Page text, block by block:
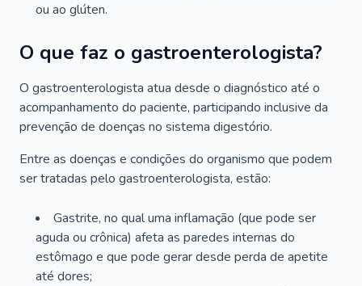
ou ao glúten.
O que faz o gastroenterologista?
O gastroenterologista atua desde o diagnóstico até o
acompanhamento do paciente, participando inclusive da
prevenção de doenças no sistema digestório.
Entre as doenças e condições do organismo que podem
ser tratadas pelo gastroenterologista, estão:
Gastrite, no qual uma inflamação (que pode ser
aguda ou crônica) afeta as paredes internas do
estômago e que pode gerar desde perda de apetite
até dores;